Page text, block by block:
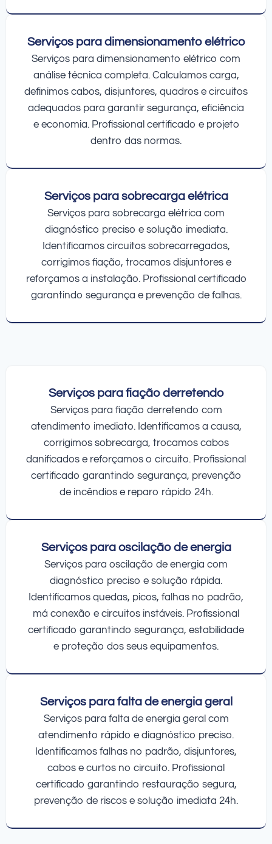
Serviços para dimensionamento elétrico
Serviços para dimensionamento elétrico com
análise técnica completa. Calculamos carga,
definimos cabos, disjuntores, quadros e circuitos
adequados para garantir segurança, eficiência
e economia. Profissional certificado e projeto
dentro das normas.
Serviços para sobrecarga elétrica
Serviços para sobrecarga elétrica com
diagnóstico preciso e solução imediata.
Identificamos circuitos sobrecarregados,
corrigimos fiação, trocamos disjuntores e
reforçamos a instalação. Profissional certificado
garantindo segurança e prevenção de falhas.
Serviços para fiação derretendo
Serviços para fiação derretendo com
atendimento imediato. Identificamos a causa,
corrigimos sobrecarga, trocamos cabos
danificados e reforçamos o circuito. Profissional
certificado garantindo segurança, prevenção
de incêndios e reparo rápido 24h.
Serviços para oscilação de energia
Serviços para oscilação de energia com
diagnóstico preciso e solução rápida.
Identificamos quedas, picos, falhas no padrão,
má conexão e circuitos instáveis. Profissional
certificado garantindo segurança, estabilidade
e proteção dos seus equipamentos.
Serviços para falta de energia geral
Serviços para falta de energia geral com
atendimento rápido e diagnóstico preciso.
Identificamos falhas no padrão, disjuntores,
cabos e curtos no circuito. Profissional
certificado garantindo restauração segura,
prevenção de riscos e solução imediata 24h.